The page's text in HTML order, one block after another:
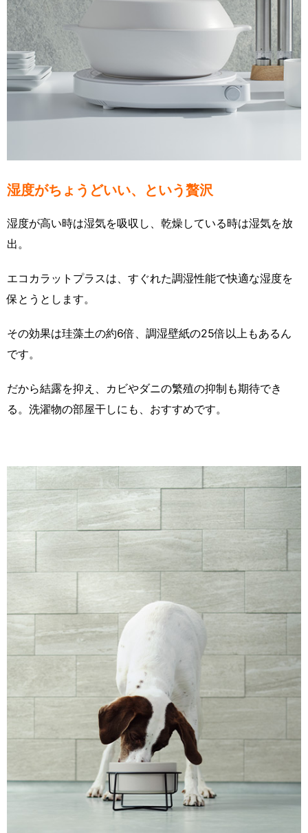
湿度がちょうどいい、という贅沢
湿度が高い時は湿気を吸収し、乾燥している時は湿気を放
出。
エコカラットプラスは、すぐれた調湿性能で快適な湿度を
保とうとします。
その効果は珪藻土の約6倍、調湿壁紙の25倍以上もあるん
です。
だから結露を抑え、カビやダニの繁殖の抑制も期待でき
る。洗濯物の部屋干しにも、おすすめです。